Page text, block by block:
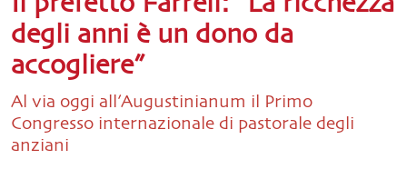
degli anni è un dono da
accogliere”
Al via oggi all’Augustinianum il Primo
Congresso internazionale di pastorale degli
anziani